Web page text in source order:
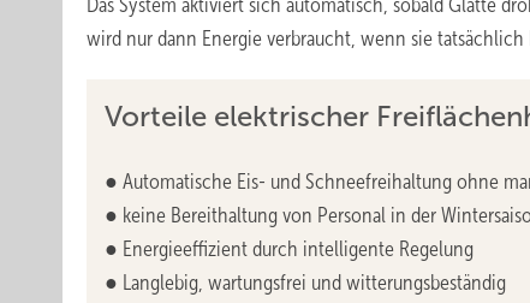
Das System aktiviert sich automatisch, sobald Glätte
wird nur dann Energie verbraucht, wenn sie
Vorteile elektrischer
● Automatische Eis- und Schneefreihaltung ohne
● keine Bereithaltung von Personal in der
● Energieeffizient durch intelligente Regelung
● Langlebig, wartungsfrei und witterungsbeständig